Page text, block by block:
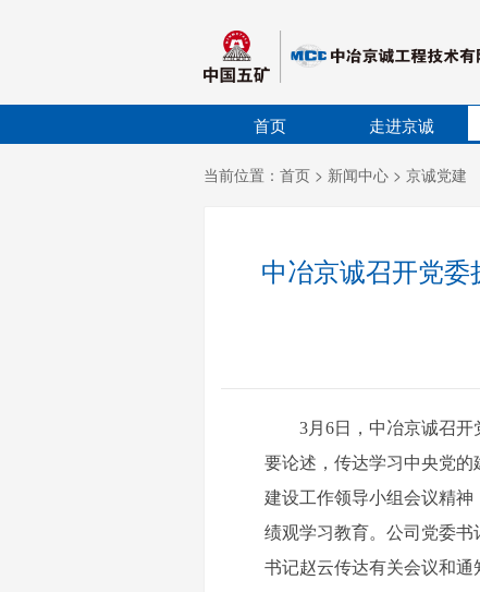
首页 走进京诚
当前位置： 首页 > 新闻中心 > 京诚党建
中冶京诚召开党
3月6日，中冶京诚召
要论述，传达学习中央党
建设工作领导小组会议精
绩观学习教育。公司党委
书记赵云传达有关会议和通